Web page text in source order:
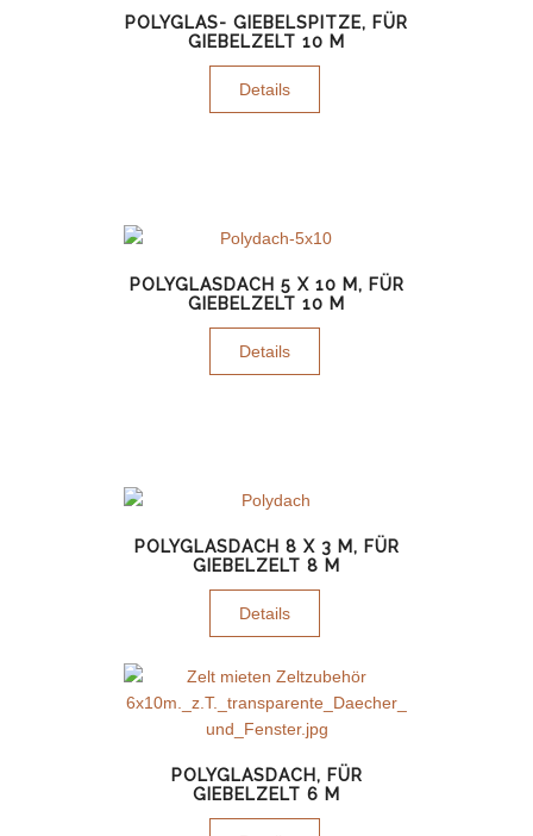
POLYGLAS- GIEBELSPITZE, FÜR
GIEBELZELT 10 M
Details
POLYGLASDACH 5 X 10 M, FÜR
GIEBELZELT 10 M
Details
POLYGLASDACH 8 X 3 M, FÜR
GIEBELZELT 8 M
Details
POLYGLASDACH, FÜR
GIEBELZELT 6 M